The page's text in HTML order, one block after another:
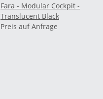
Fara - Modular Cockpit -
Translucent Black
Preis auf Anfrage